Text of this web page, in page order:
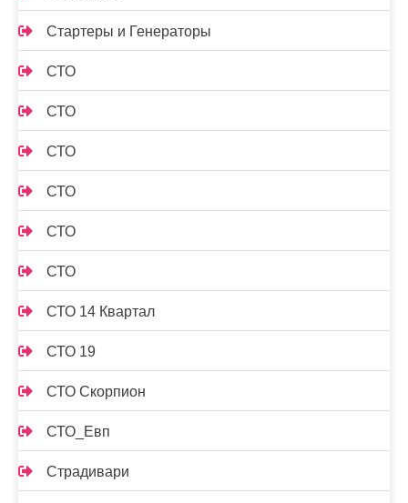
Стартеры и Генераторы
СТО
СТО
СТО
СТО
СТО
СТО
СТО 14 Квартал
СТО 19
СТО Скорпион
СТО_Евп
Страдивари